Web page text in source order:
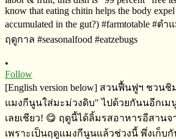
•
Follow
[English version below] สวนฟื้นฟูฯ​ ชวน
แมงกีนูนใส่มะม่วงดิบ" ไปด้วยกันนอีกเ
เลยเชียว! 😋 ฤดูนี้ได้ลิ้มรสอาหารอีสานจ
เพราะเป็นฤดูแมงกีนูนแล้วช่วงนี้​ พึ่งเก็บกั